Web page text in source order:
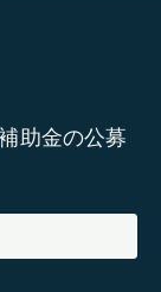
助金の公募